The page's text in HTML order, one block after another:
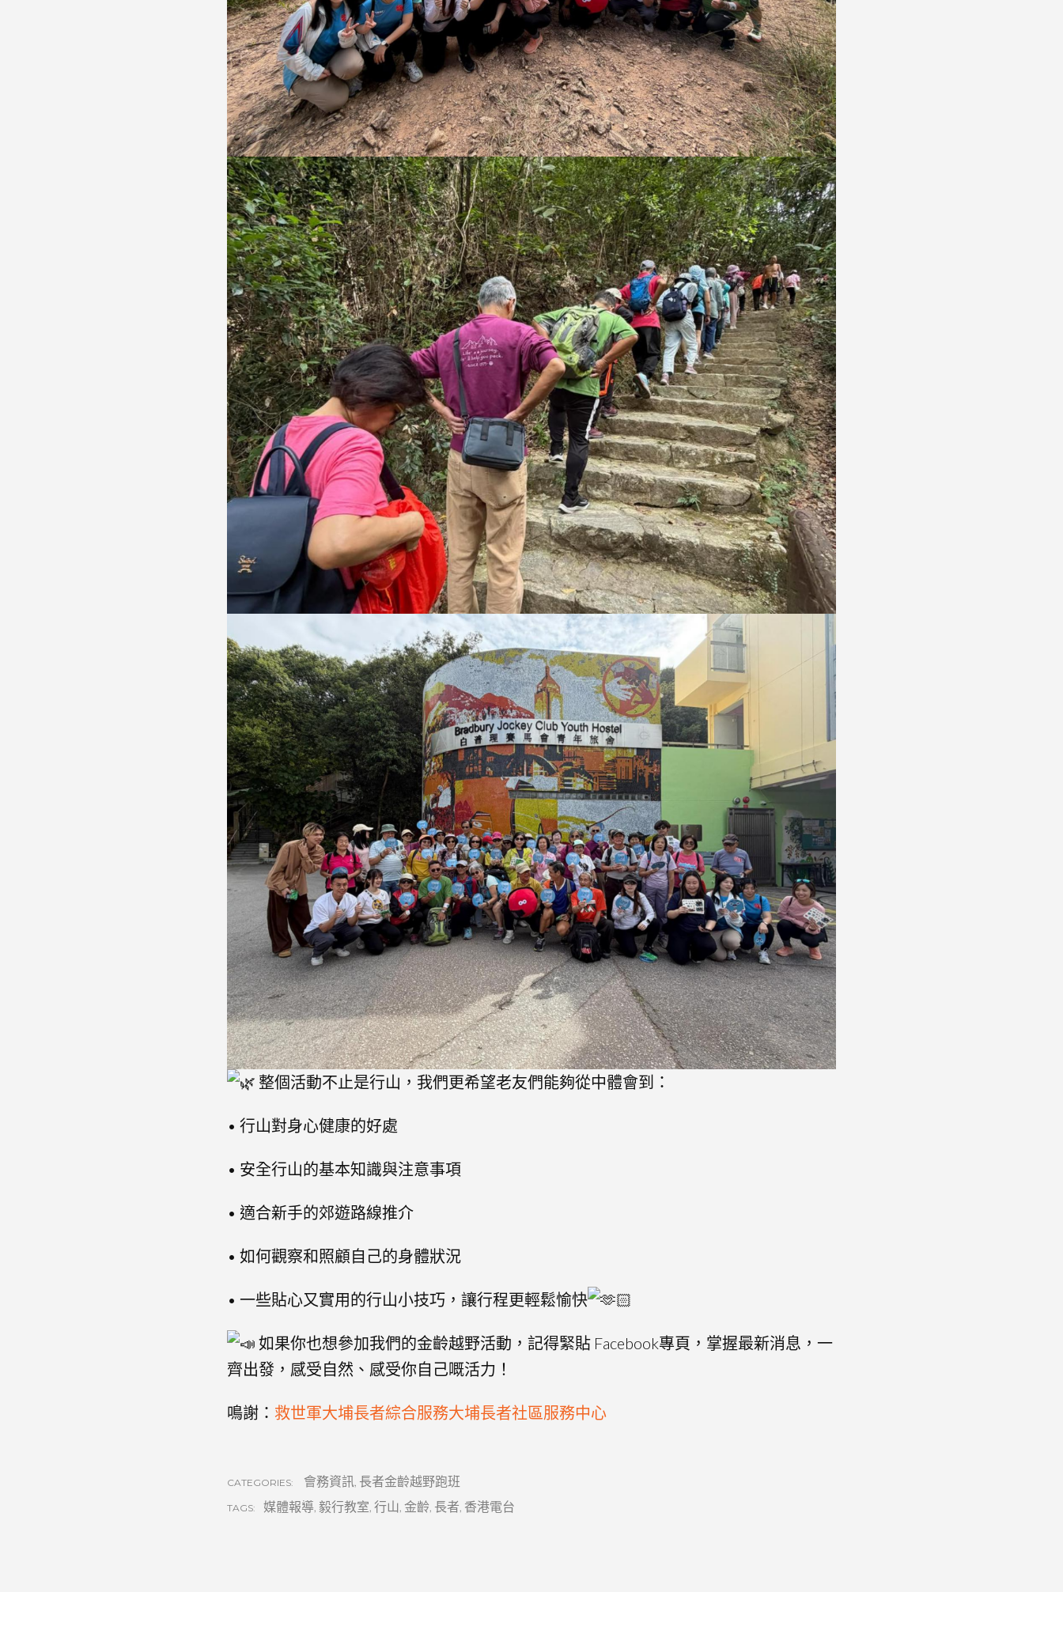
整個活動不止是行山，我們更希望老友們能夠從中體會到：
• 行山對身心健康的好處
• 安全行山的基本知識與注意事項
• 適合新手的郊遊路線推介
• 如何觀察和照顧自己的身體狀況
• 一些貼心又實用的行山小技巧，讓行程更輕鬆愉快
如果你也想參加我們的金齡越野活動，記得緊貼 Facebook專頁，掌握最新消息，一
齊出發，感受自然、感受你自己嘅活力！
鳴謝： 救世軍大埔長者綜合服務大埔長者社區服務中心
CATEGORIES: 會務資訊, 長者金齡越野跑班
TAGS: 媒體報導, 毅行教室, 行山, 金齡, 長者, 香港電台